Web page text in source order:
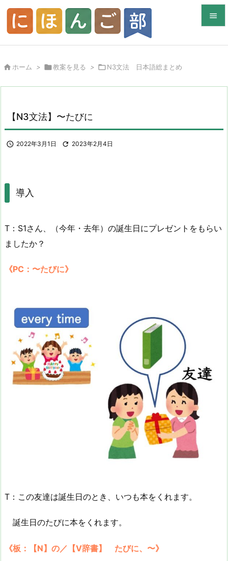

メニュ

 ホーム > 教案を見る > N3文法 日本語総まとめ
【N3文法】〜たびに
 2022年3月1日  2023年2月4日
導入
T：S1さん、（今年・去年）の誕生日にプレゼントをもらい
ましたか？
《PC：〜たびに》
T：この友達は誕生日のとき、いつも本をくれます。
誕生日のたびに本をくれます。
《板：【N】の／【V辞書】 たびに、〜》